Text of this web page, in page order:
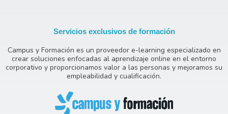
Servicios exclusivos de formación
Campus y Formación es un proveedor e-learning especializado en
crear soluciones enfocadas al aprendizaje online en el entorno
corporativo y proporcionamos valor a las personas y mejoramos su
empleabilidad y cualificación.